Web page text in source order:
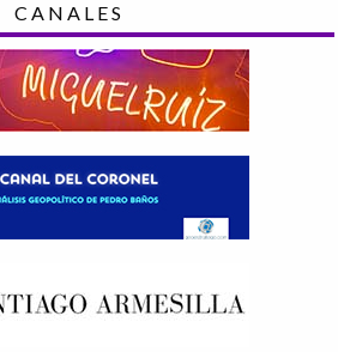
CANALES